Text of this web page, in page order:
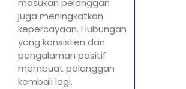
masukan pelanggan
juga meningkatkan
kepercayaan. Hubungan
yang konsisten dan
pengalaman positif
membuat pelanggan
kembali lagi.